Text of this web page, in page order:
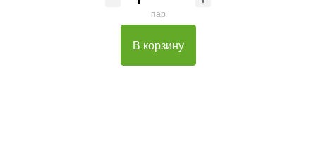
пар
В корзину